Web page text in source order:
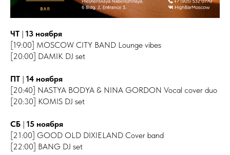
ЧТ | 13 ноября
[19:00] MOSCOW CITY BAND Lounge vibes
[20:00] DAMIK DJ set
ПТ | 14 ноября
[20:40] NASTYA BODYA & NINA GORDON Vocal cover duo
[20:30] KOMIS DJ set
СБ | 15 ноября
[21:00] GOOD OLD DIXIELAND Cover band
[22:00] BANG DJ set